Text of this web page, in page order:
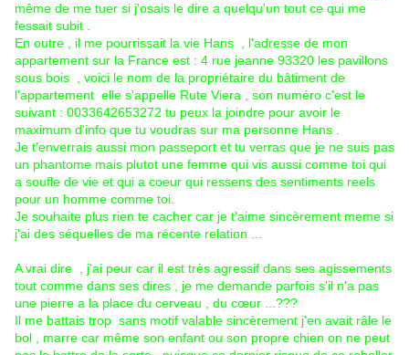
même de me tuer si j'osais le dire a quelqu'un tout ce qui me
fessait subit .
En outre , il me pourrissait la vie Hans , l'adresse de mon
appartement sur la France est : 4 rue jeanne 93320 les pavillons
sous bois , voici le nom de la propriétaire du bâtiment de
l'appartement elle s'appelle Rute Viera , son numéro c'est le
suivant : 0033642653272 tu peux la joindre pour avoir le
maximum d'info que tu voudras sur ma personne Hans .
Je t'enverrais aussi mon passeport et tu verras que je ne suis pas
un phantome mais plutot une femme qui vis aussi comme toi qui
a soufle de vie et qui a coeur qui ressens des sentiments reels
pour un homme comme toi.
Je souhaite plus rien te cacher car je t'aime sincèrement meme si
j'ai des séquelles de ma récente relation ...
A vrai dire , j'ai peur car il est très agressif dans ses agissements
tout comme dans ses dires , je me demande parfois s'il n'a pas
une pierre a la place du cerveau , du cœur ...???
Il me battais trop sans motif valable sincèrement j'en avait râle le
bol , marre car même son enfant ou son propre chien on ne peut